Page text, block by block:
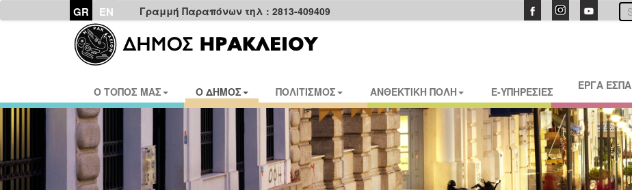
GR EN Γραμμή Παραπόνων τηλ : 2813-409409
Ο ΤΟΠΟΣ ΜΑΣ Ο ΔΗΜΟΣ ΠΟΛΙΤΙΣΜΟΣ ΑΝΘΕΚΤΙΚΗ ΠΟΛΗ E-ΥΠΗΡΕΣΙΕΣ ΕΡΓΑ ΕΣΠΑ